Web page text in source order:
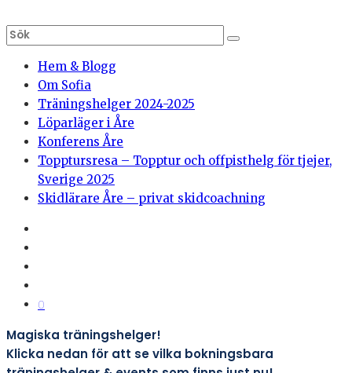
Hem & Blogg
Om Sofia
Träningshelger 2024-2025
Löparläger i Åre
Konferens Åre
Topptursresa – Topptur och offpisthelg för tjejer,
Sverige 2025
Skidlärare Åre – privat skidcoachning
0
Magiska träningshelger!
Klicka nedan för att se vilka bokningsbara